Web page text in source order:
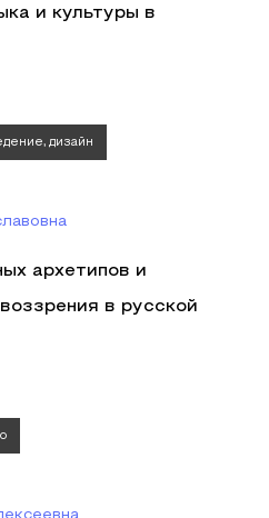
и культуры в
дизайн
архетипов и
в русской